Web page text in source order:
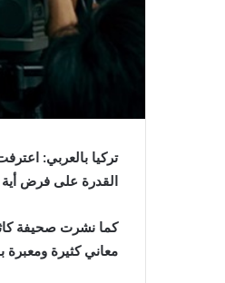
تركيا بالعربي:
القدرة على فرض
كما نشرت صحيفة
معاني كثيرة